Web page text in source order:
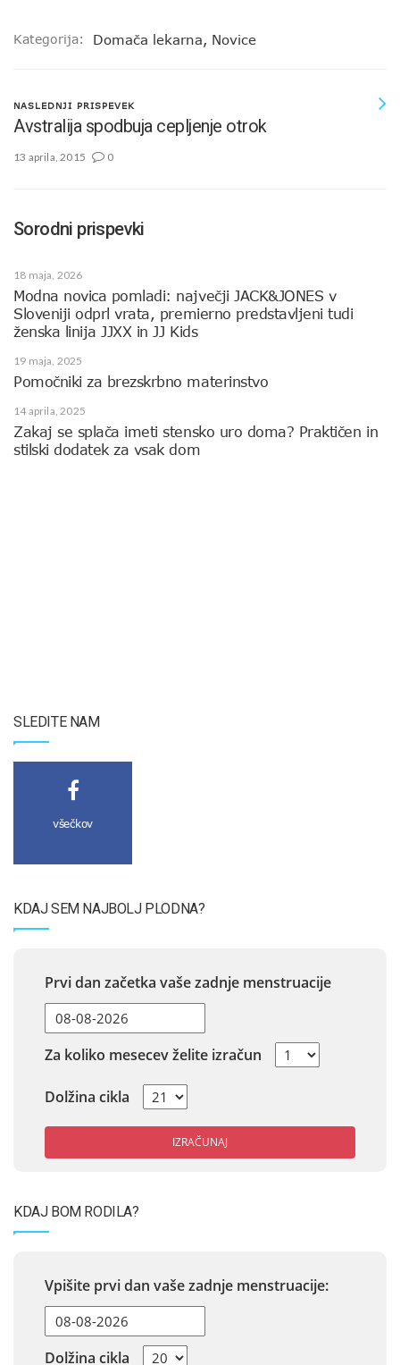
Kategorija: Domača lekarna, Novice
NASLEDNJI PRISPEVEK
Avstralija spodbuja cepljenje otrok
13 aprila, 2015 0
Sorodni prispevki
18 maja, 2026
Modna novica pomladi: največji JACK&JONES v
Sloveniji odprl vrata, premierno predstavljeni tudi
ženska linija JJXX in JJ Kids
19 maja, 2025
Pomočniki za brezskrbno materinstvo
14 aprila, 2025
Zakaj se splača imeti stensko uro doma? Praktičen in
stilski dodatek za vsak dom
SLEDITE NAM
všečkov
KDAJ SEM NAJBOLJ PLODNA?
Prvi dan začetka vaše zadnje menstruacije
Za koliko mesecev želite izračun
Dolžina cikla
IZRAČUNAJ
KDAJ BOM RODILA?
Vpišite prvi dan vaše zadnje menstruacije:
Dolžina cikla